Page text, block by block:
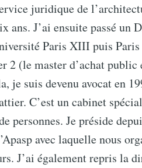
juridique de
ans. J’ai ensuite passé un
Paris XIII puis
2 (le master d’achat public
je suis devenu avocat en
C’est un cabinet
personnes. Je préside
avec laquelle nous
J’ai également repris la